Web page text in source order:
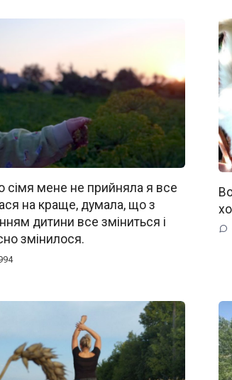
сімя мене не прийняла я все
на краще, думала, що з
дитини все зміниться і
змінилося.